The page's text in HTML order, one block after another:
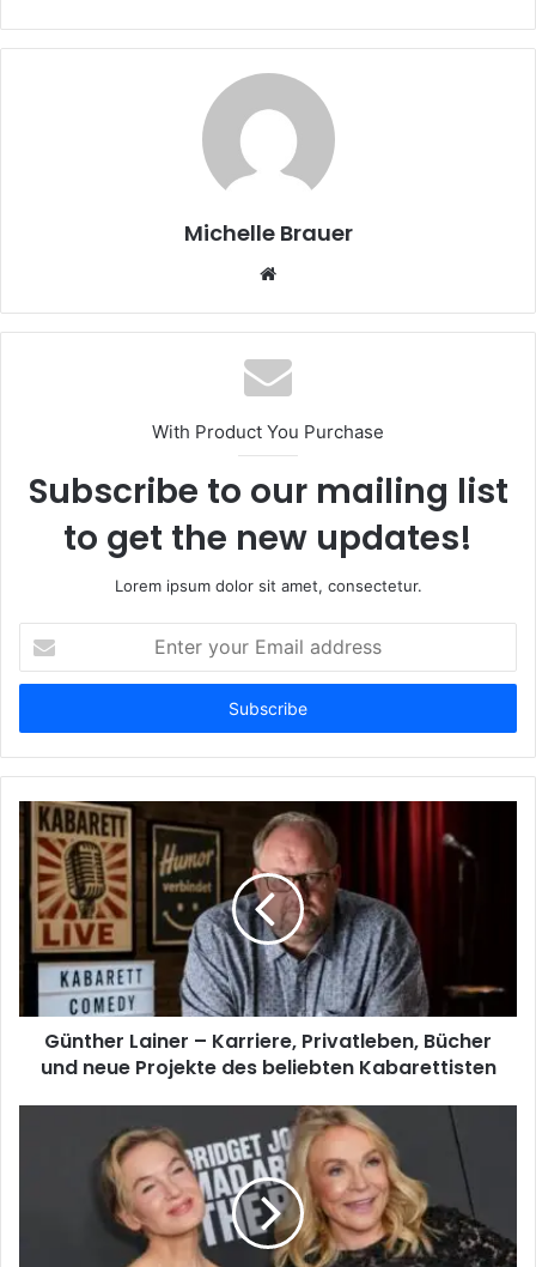
Michelle Brauer
Website
With Product You Purchase
Subscribe to our mailing list
to get the new updates!
Lorem ipsum dolor sit amet, consectetur.
your
Email
Günther Lainer – Karriere, Privatleben, Bücher
und neue Projekte des beliebten Kabarettisten